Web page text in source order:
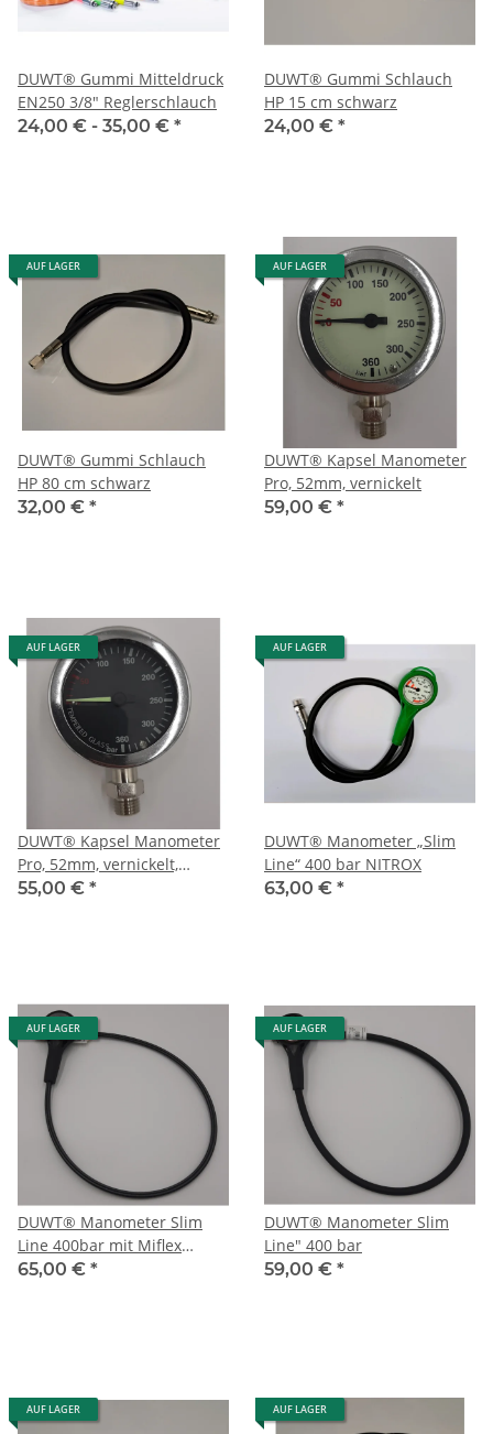
DUWT® Gummi Mitteldruck
EN250 3/8" Reglerschlauch
24,00 € - 35,00 € *
DUWT® Gummi Schlauch
HP 15 cm schwarz
24,00 € *
AUF LAGER
DUWT® Gummi Schlauch
HP 80 cm schwarz
32,00 € *
AUF LAGER
DUWT® Kapsel Manometer
Pro, 52mm, vernickelt
59,00 € *
AUF LAGER
DUWT® Kapsel Manometer
Pro, 52mm, vernickelt,
schwarz
55,00 € *
AUF LAGER
DUWT® Manometer „Slim
Line“ 400 bar NITROX
63,00 € *
AUF LAGER
DUWT® Manometer Slim
Line 400bar mit Miflex
Carbon HP Schlauch 80cm
65,00 € *
AUF LAGER
DUWT® Manometer Slim
Line" 400 bar
59,00 € *
AUF LAGER AUF LAGER